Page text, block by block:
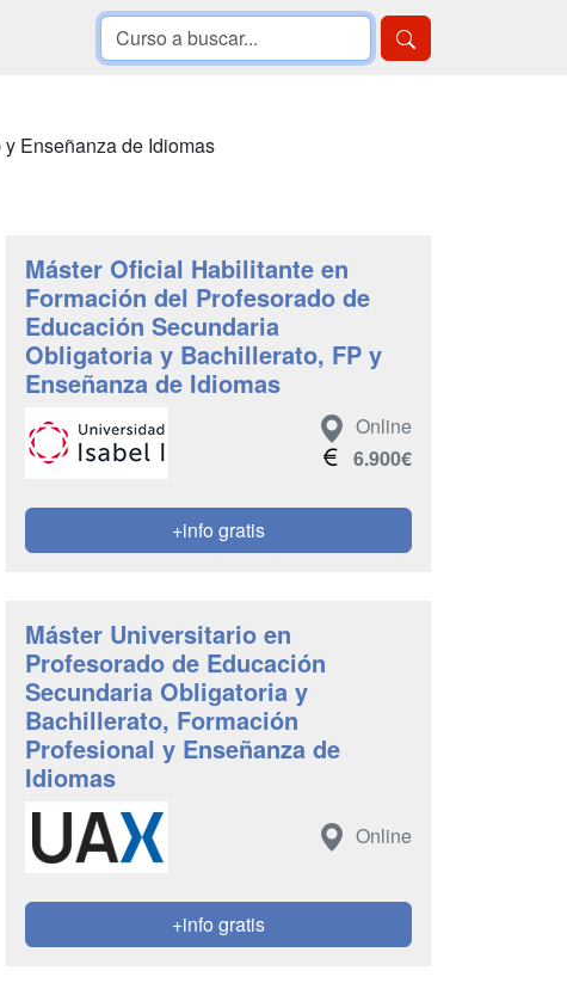
Enseñanza de Idiomas
Máster Oficial Habilitante en
Formación del Profesorado de
Educación Secundaria
Obligatoria y Bachillerato, FP y
Enseñanza de Idiomas
Online
6.900€
+info gratis
Máster Universitario en
Profesorado de Educación
Secundaria Obligatoria y
Bachillerato, Formación
Profesional y Enseñanza de
Idiomas
Online
+info gratis